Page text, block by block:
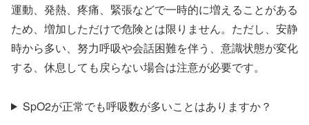
運動、発熱、疼痛、緊張などで一時的に増えることがある
ため、増加しただけで危険とは限りません。ただし、安静
時から多い、努力呼吸や会話困難を伴う、意識状態が変化
する、休息しても戻らない場合は注意が必要です。
SpO2が正常でも呼吸数が多いことはありますか？